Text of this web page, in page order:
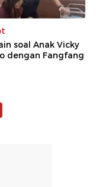
soal Anak Vicky
dengan Fangfang